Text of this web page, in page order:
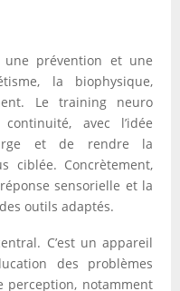
une prévention et une
la biophysique,
Le training neuro
avec l’idée
et de rendre la
ciblée. Concrètement,
sensorielle et la
outils adaptés.
C’est un appareil
des problèmes
perception, notamment